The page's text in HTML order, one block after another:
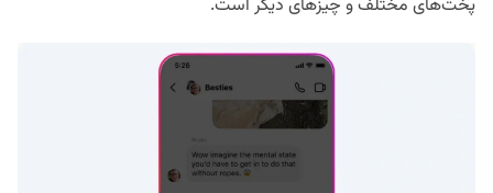
پخت‌های مختلف و چیزهای دیگر است.